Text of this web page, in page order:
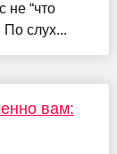
не “что
По слух...
вам: